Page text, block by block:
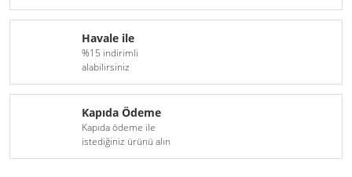
Havale ile
%15 indirimli
alabilirsiniz
Kapıda Ödeme
Kapıda ödeme ile
istediğiniz ürünü alın